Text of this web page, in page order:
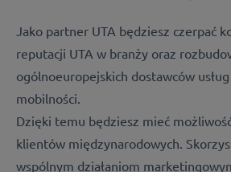
Jako partner UTA będziesz czerpać
reputacji UTA w branży oraz
ogólnoeuropejskich dostawców
mobilności.
Dzięki temu będziesz mieć
klientów międzynarodowych.
wspólnym działaniom